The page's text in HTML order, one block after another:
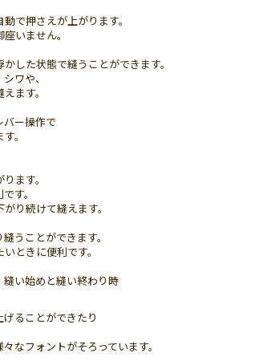
で押さえが上がります。
ません。
した状態で縫うことができます。
や、
す。
ー操作で
。
ます。
。
けて縫えます。
うことができます。
いときに便利です。
い始めと縫い終わり時
ることができたり
ントがそろっています。